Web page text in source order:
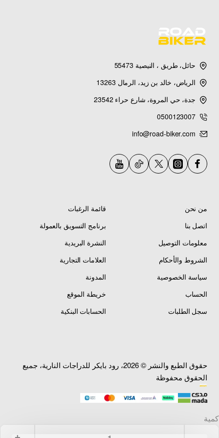
حائل، طريق ، النيصية 55473
الرياض، خالد بن زيد، الرمال 13263
جدة، حي المروة، شارع حراء 23542
0500123007
info@road-biker.com
من نحن
اتصل بنا
معلومات التوصيل
الشروط والأحكام
سياسة الخصوصية
الحساب
سجل الطلبات
قائمة الرغبات
برنامج التسويق بالعمولة
النشرة البريدية
العلامات التجارية
المدونة
خريطة الموقع
الحسابات البنكية
حقوق الطبع والنشر © 2026، رود بايكر للدراجات النارية، جميع
الحقوق محفوظة